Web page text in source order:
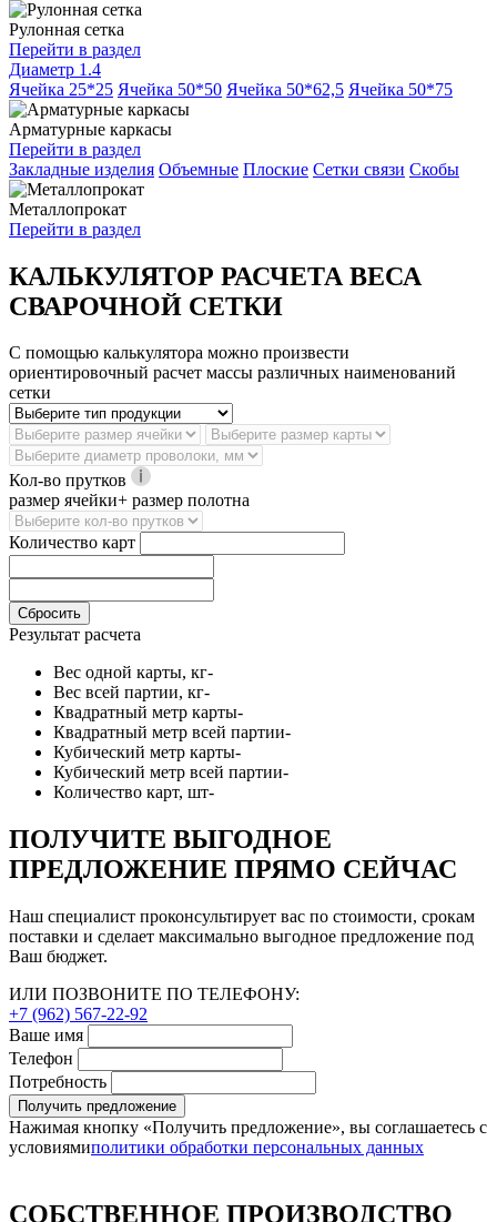
Рулонная сетка
Перейти в раздел
Диаметр 1.4
Ячейка 25*25 Ячейка 50*50 Ячейка 50*62,5 Ячейка 50*75
Арматурные каркасы
Перейти в раздел
Закладные изделия Объемные Плоские Сетки связи Скобы
Металлопрокат
Перейти в раздел
КАЛЬКУЛЯТОР РАСЧЕТА ВЕСА
СВАРОЧНОЙ СЕТКИ
С помощью калькулятора можно произвести
ориентировочный расчет массы различных наименований
сетки
Кол-во прутков
размер ячейки+ размер полотна
Количество карт
Сбросить
Результат расчета
Вес одной карты, кг-
Вес всей партии, кг-
Квадратный метр карты-
Квадратный метр всей партии-
Кубический метр карты-
Кубический метр всей партии-
Количество карт, шт-
ПОЛУЧИТЕ ВЫГОДНОЕ
ПРЕДЛОЖЕНИЕ ПРЯМО СЕЙЧАС
Наш специалист проконсультирует вас по стоимости, срокам
поставки и сделает максимально выгодное предложение под
Ваш бюджет.
ИЛИ ПОЗВОНИТЕ ПО ТЕЛЕФОНУ:
+7 (962) 567-22-92
Ваше имя
Телефон
Потребность
Получить предложение
Нажимая кнопку «Получить предложение», вы соглашаетесь с
условиямиполитики обработки персональных данных
СОБСТВЕННОЕ ПРОИЗВОДСТВО